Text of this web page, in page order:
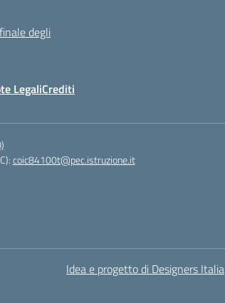
degli
LegaliCrediti
coic84100t@pec.istruzione.it
Idea e progetto di Designers Italia